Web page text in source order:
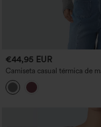
€44,95 EUR
Camiseta casual térmica de
con push-up y escote con
copas D/DD/DDD/F